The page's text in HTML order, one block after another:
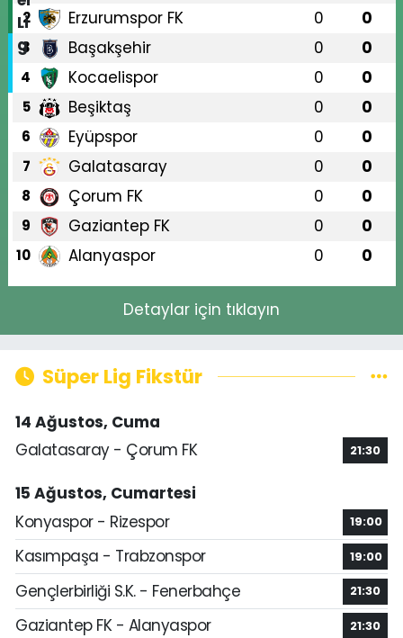
2 Erzurumspor FK 0 0
3 Başakşehir 0 0
4 Kocaelispor 0 0
5 Beşiktaş 0 0
6 Eyüpspor 0 0
7 Galatasaray 0 0
8 Çorum FK 0 0
9 Gaziantep FK 0 0
10 Alanyaspor 0 0
Detaylar için tıklayın
Süper Lig Fikstür
14 Ağustos, Cuma
Galatasaray - Çorum FK
21:30
15 Ağustos, Cumartesi
Konyaspor - Rizespor
19:00
Kasımpaşa - Trabzonspor 19:00
Gençlerbirliği S.K. - Fenerbahçe 21:30
Gaziantep FK - Alanyaspor 21:30